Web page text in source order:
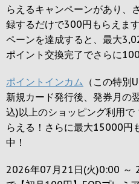
らえるキャンペーンがあり、
録するだけで300円 もらえま
ペーンを達成すると、最大
ポイント交換完了でさらに
ポイントインカム （この特別
新規カード発行後、発券月の
込)以上のショッピング利用
らえる！さらに最大15000円
中！
2026年07月21日(火)0:00 ～